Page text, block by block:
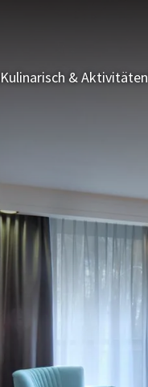
Kulinarisch & Aktivitäten